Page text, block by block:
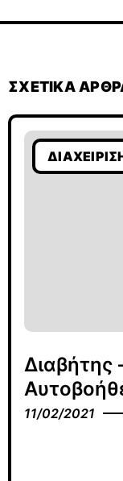
ΣΧΕΤΙΚΆ
Διαβήτης
11/02/2021